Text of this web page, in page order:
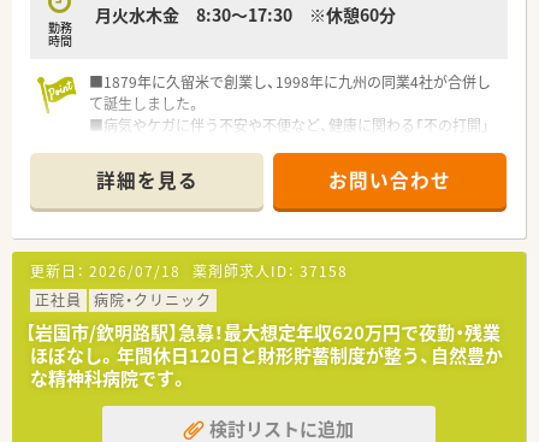
ドラッグストアを調剤併設店にするという高い目標を掲げてい
から無理のない範囲での勤務エリア設定が可能となっておりま
す。
勤務
時間
月火水木金 8:30～17:30 ※休憩60分
■1879年に久留米で創業し、1998年に九州の同業4社が合併し
て誕生しました。
■病気やケガに伴う不安や不便など、健康に関わる「不の打開」
■基準家賃の約8割を負担する手厚い住宅手当や借上社宅制度で
社員の生活を支えます。
■土日祝日休みや有給取得を促すリフレッシュ休暇など、働きや
すい環境が整っています。
■NPO法人を継続支援し、地域医療の連携強化と住民への健康
啓発を推進しています。
■自治体や医師会などと協働して、地域社会での健康増進や重症
化予防に取り組んでいます。
■障害者スポーツ選手の雇用や活動支援などを通じ、活力ある共
生社会づくりに貢献します。
■災害時でも医薬品を安定供給するため、徹底した事業継続計画
と防災訓練を実施しています。
詳細を見る お問い合わせ
更新日： 2026/07/18 薬剤師求人ID： 37158
正社員
病院・クリニック
【岩国市/欽明路駅】急募！最大想定年収620万円で夜勤・残業
ほぼなし。年間休日120日と財形貯蓄制度が整う、自然豊か
な精神科病院です。
検討リストに追加